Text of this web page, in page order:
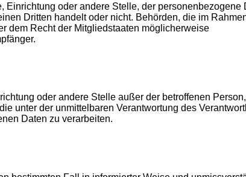
oder andere Stelle, der personenbezogene
Dritten handelt oder nicht. Behörden, die im
dem Recht der Mitgliedstaaten möglicherweise
oder andere Stelle außer der betroffenen
unter der unmittelbaren Verantwortung des
Daten zu verarbeiten.